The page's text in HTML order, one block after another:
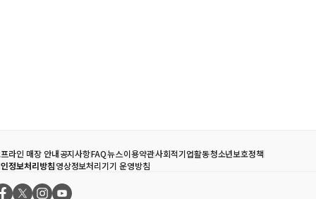
라인 매장 안내공지사항FAQ뉴스이용약관사회적기업활동청소년보호정책
정보처리방침영상정보처리기기 운영방침